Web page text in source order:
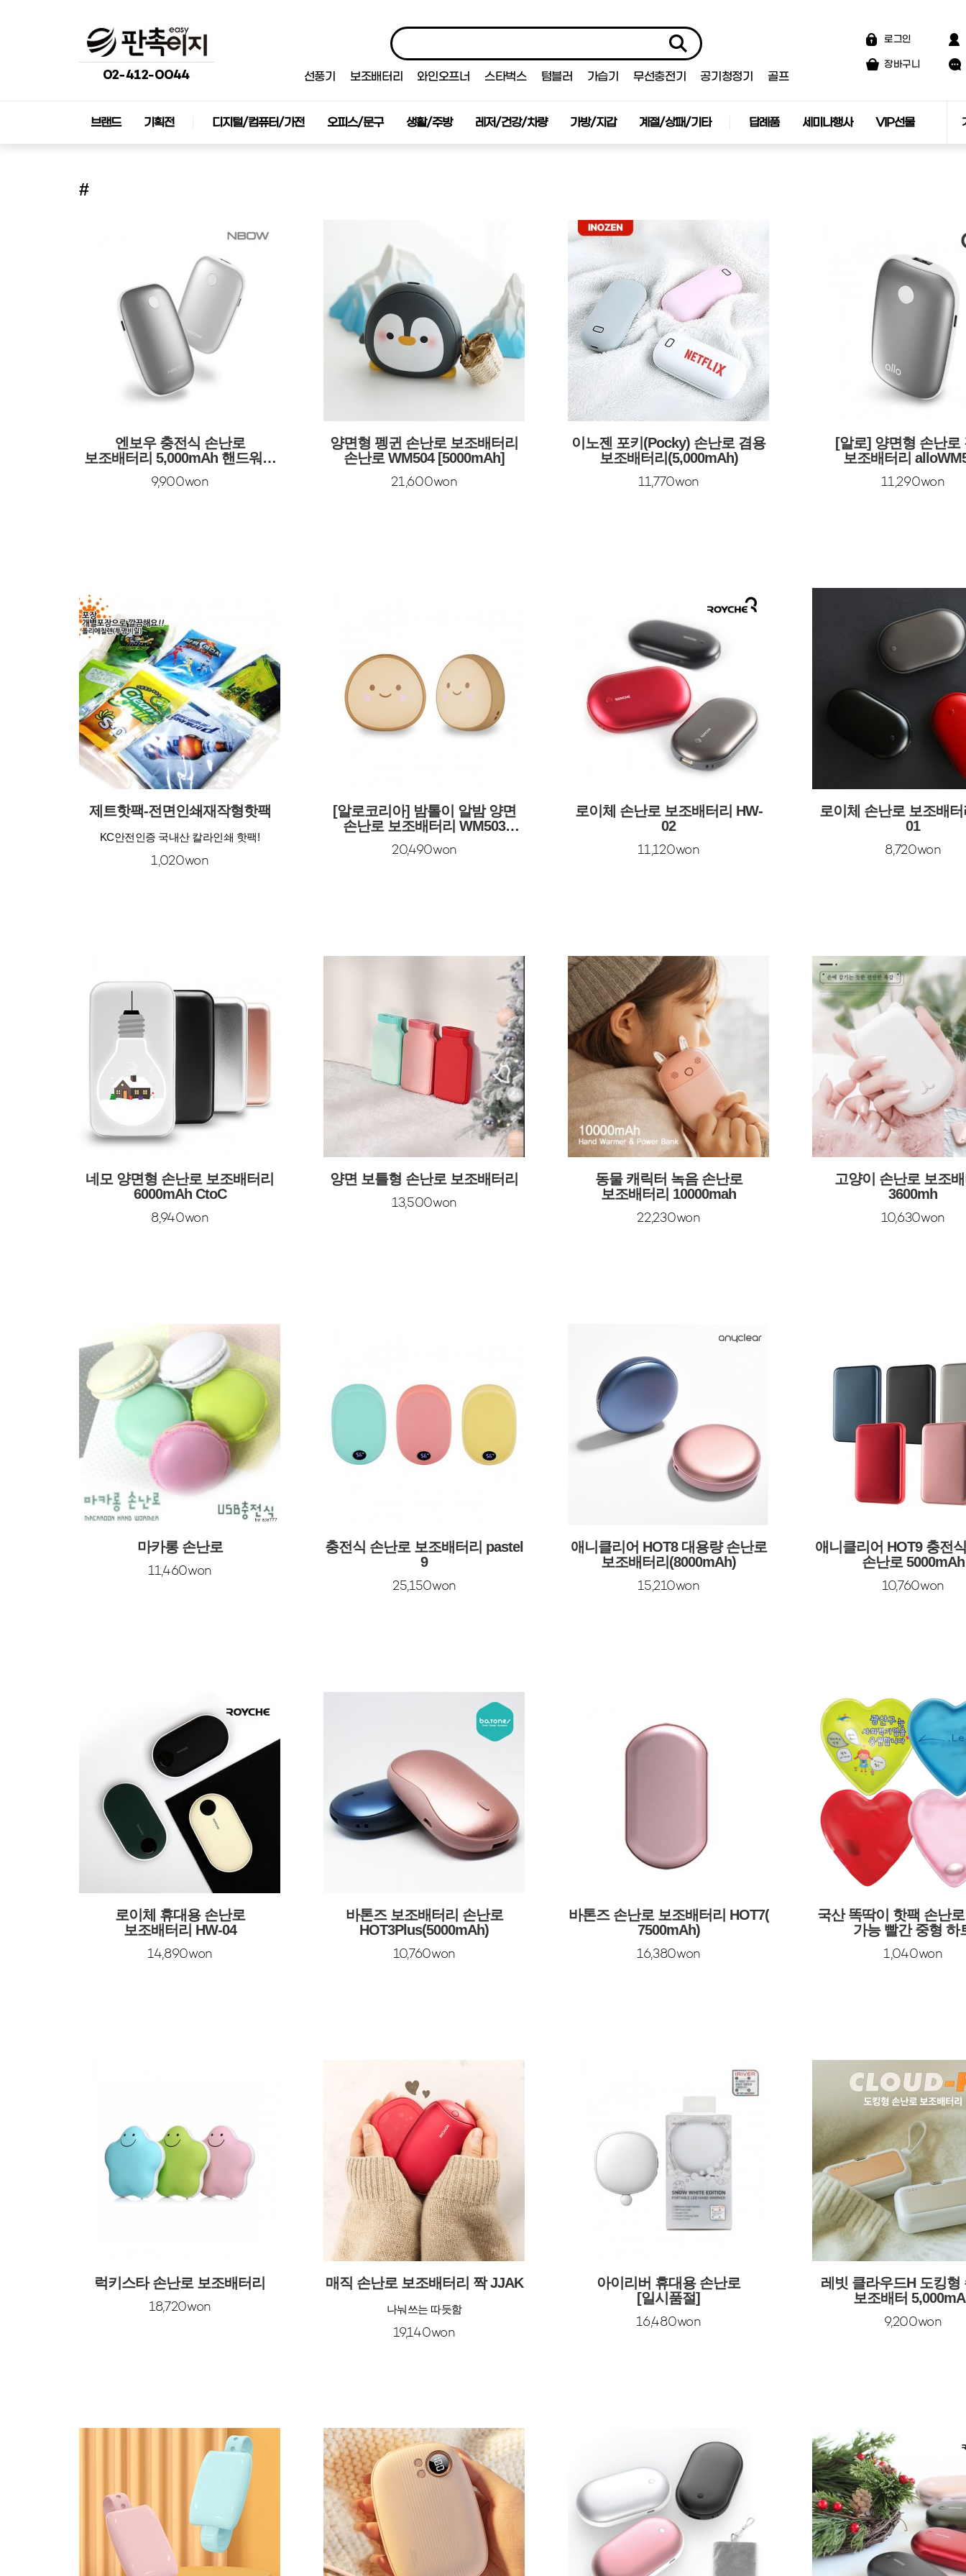
선풍기 보조배터리 와인오프너 스타벅스 텀블러 가습기 무선충전기 공기청정기 골프
로그인
장바구니
브랜드 기획전 디지털/컴퓨터/가전 오피스/문구 생활/주방 레저/건강/차량 가방/지갑 계절/상패/기타 답례품 세미나행사 VIP선물
#
엔보우 충전식 손난로
보조배터리 5,000mAh 핸드워머
핫스톤
9,900won
양면형 펭귄 손난로 보조배터리
손난로 WM504 [5000mAh]
21,600won
이노젠 포키(Pocky) 손난로 겸용
보조배터리(5,000mAh)
11,770won
[알로] 양면형 손난로
보조배터리
[5000mAh]
11,290won
제트핫팩-전면인쇄재작형핫팩
KC안전인증 국내산 칼라인쇄 핫팩!
1,020won
[알로코리아] 밤톨이 알밤 양면
손난로 보조배터리 WM503
[8000mAh]
20,490won
로이체 손난로 보조배터리 HW-
02
11,120won
로이체 손난로 보조배터
01
8,720won
네모 양면형 손난로 보조배터리
6000mAh CtoC
8,940won
양면 보틀형 손난로 보조배터리
13,500won
동물 캐릭터 녹음 손난로
보조배터리 10000mah
22,230won
고양이 손난로 보조
3600mh
10,630won
마카롱 손난로
11,460won
충전식 손난로 보조배터리 pastel
9
25,150won
애니클리어 HOT8 대용량 손난로
보조배터리(8000mAh)
15,210won
애니클리어 HOT9 충전
손난로 5000mAh
10,760won
로이체 휴대용 손난로
보조배터리 HW-04
14,890won
바톤즈 보조배터리 손난로
HOT3Plus(5000mAh)
10,760won
바톤즈 손난로 보조배터리 HOT7(
7500mAh)
16,380won
국산 똑딱이 핫팩 손난
가능 빨간 중형 하
1,040won
럭키스타 손난로 보조배터리
18,720won
매직 손난로 보조배터리 짝 JJAK
나눠쓰는 따듯함
19,140won
아이리버 휴대용 손난로
[일시품절]
16,480won
레빗 클라우드H 도킹형
보조배터
9,200won